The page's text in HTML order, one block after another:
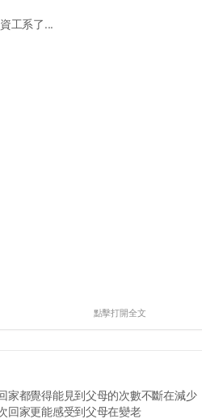
工系了...
點擊打開全文
家都覺得能見到父母的次數不斷在減少
回家更能感受到父母在變老